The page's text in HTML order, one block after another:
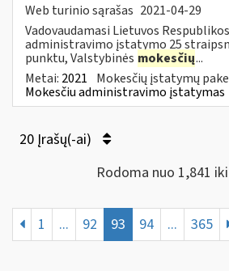
Web turinio sąrašas 2021-04-29
Vadovaudamasi Lietuvos Respublikos
administravimo įstatymo 25
punktu, Valstybinės mokesčių...
Metai: 2021 Mokesčių įstatymų
Mokesčiu administravimo įstatymas
20 Įrašų(-ai)
Rodoma nuo 1,841
1 ... 92 93 94 ... 365